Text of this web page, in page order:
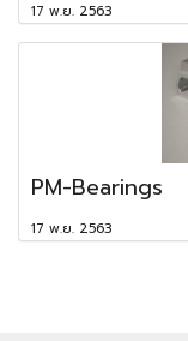
17 พ.ย. 2563
PM-Bearings
17 พ.ย. 2563